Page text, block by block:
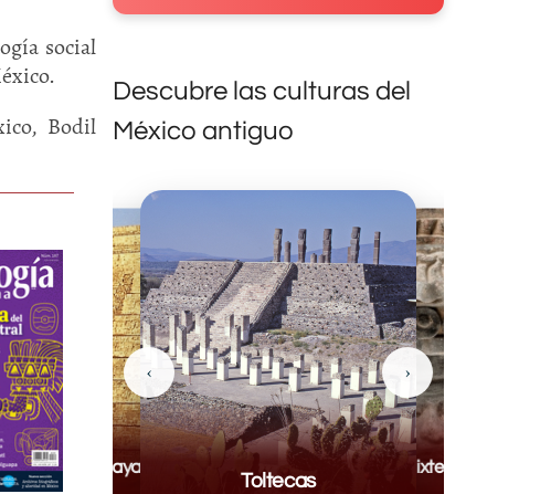
social
Bodil
Descubre las culturas del
México antiguo
Mayas
Toltecas
Mixteca
‹ ›